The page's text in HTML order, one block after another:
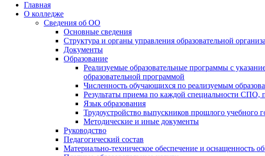
Главная
О колледже
Сведения об ОО
Основные сведения
Структура и органы управления образовательной
Документы
Образование
Реализуемые образовательные программы с
образовательной программой
Численность обучающихся по реализуемым
Результаты приема по каждой специальности СПО,
Язык образования
Трудоустройство выпускников прошлого
Методические и иные документы
Руководство
Педагогический состав
Материально-техническое обеспечение и оснащенность